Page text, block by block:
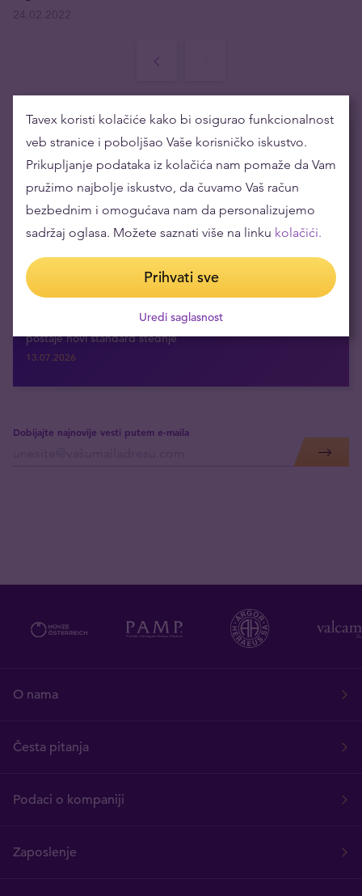
Trenutno popularno
Šta je rizični kapital i kako njime upravljati
31.07.2026
Šta su hartije od vrednosti: definicija i ključni pojmovi
Vrste investicija i kako odabrati
27.07.2026
Bankarski depoziti više nisu jedini izbor: Zašto diverzifikacija
postaje novi standard štednje
13.07.2026
Dobijajte najnovije vesti putem e-maila
O nama
Česta pitanja
Podaci o kompaniji
Zaposlenje
Tavex koristi kolačiće kako bi osigurao funkcionalnost
veb stranice i poboljšao Vaše korisničko iskustvo.
Prikupljanje podataka iz kolačića nam pomaže da Vam
pružimo najbolje iskustvo, da čuvamo Vaš račun
bezbednim i omogućava nam da personalizujemo
sadržaj oglasa. Možete saznati više na linku kolačići.
Prihvati sve
Uredi saglasnost